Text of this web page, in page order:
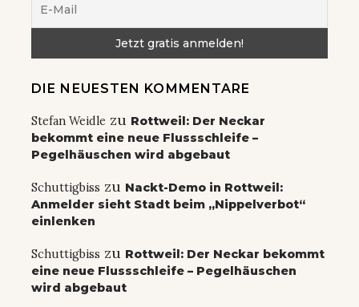
DIE NEUESTEN KOMMENTARE
Stefan Weidle zu Rottweil: Der Neckar
bekommt eine neue Flussschleife –
Pegelhäuschen wird abgebaut
Schuttigbiss zu Nackt-Demo in Rottweil:
Anmelder sieht Stadt beim „Nippelverbot“
einlenken
Schuttigbiss zu Rottweil: Der Neckar bekommt
eine neue Flussschleife – Pegelhäuschen
wird abgebaut